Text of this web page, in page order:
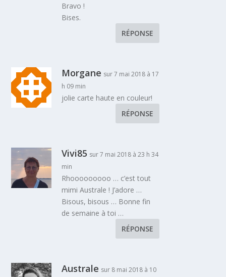
Bravo !
Bises.
RÉPONSE
Morgane sur 7 mai 2018 à 17
h 09 min
jolie carte haute en couleur!
RÉPONSE
Vivi85 sur 7 mai 2018 à 23 h 34
min
Rhooooooooo … c’est tout
mimi Australe ! J’adore …
Bisous, bisous … Bonne fin
de semaine à toi …
RÉPONSE
Australe sur 8 mai 2018 à 10